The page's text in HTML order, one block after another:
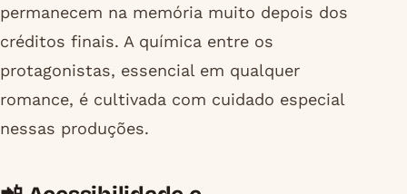
permanecem na memória muito depois dos
créditos finais. A química entre os
protagonistas, essencial em qualquer
romance, é cultivada com cuidado especial
nessas produções.